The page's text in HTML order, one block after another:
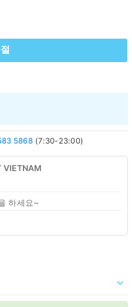
5868(7:30-23:00)
VIETNAM
하세요~